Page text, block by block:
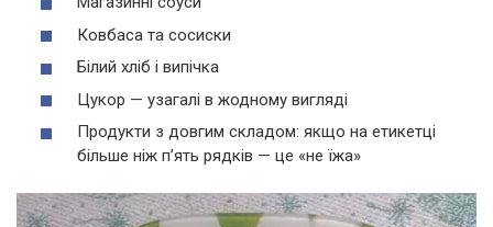
Ковбаса та сосиски
Білий хліб і випічка
Цукор — узагалі в жодному вигляді
Продукти з довгим складом: якщо на етикетці
більше ніж п’ять рядків — це «не їжа»